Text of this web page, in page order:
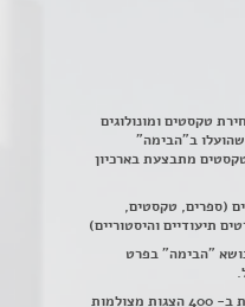
טקסטים ומונולוגים
– 3500 מחזות, שהועלו ב"הבימה"
מתבצעת בארכיון
(ספרים, טקסטים,
תיעודיים והיסטוריים)
"הבימה" בפרט
.
חדר הצפייה מרווח ובו ניתן לצפות ב- 400 הצגות מצולמות